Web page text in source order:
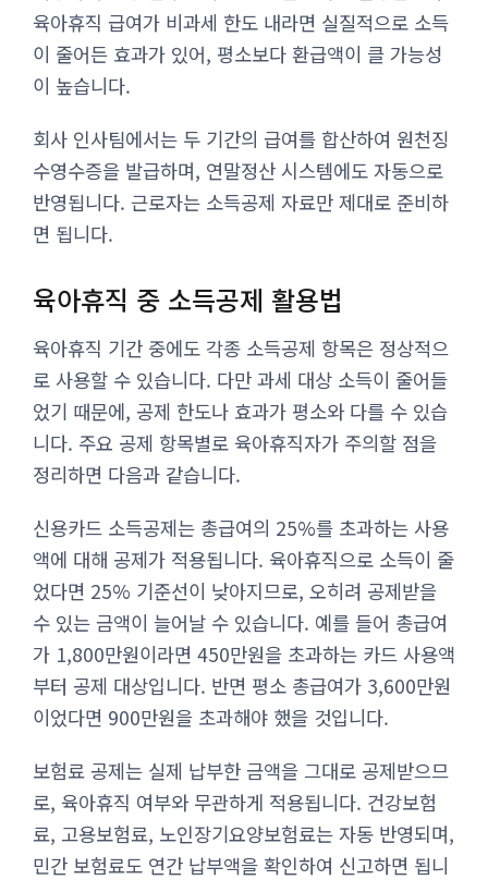
육아휴직 급여가 비과세 한도 내라면 실질적으로 소득
이 줄어든 효과가 있어, 평소보다 환급액이 클 가능성
이 높습니다.
회사 인사팀에서는 두 기간의 급여를 합산하여 원천징
수영수증을 발급하며, 연말정산 시스템에도 자동으로
반영됩니다. 근로자는 소득공제 자료만 제대로 준비하
면 됩니다.
육아휴직 중 소득공제 활용법
육아휴직 기간 중에도 각종 소득공제 항목은 정상적으
로 사용할 수 있습니다. 다만 과세 대상 소득이 줄어들
었기 때문에, 공제 한도나 효과가 평소와 다를 수 있습
니다. 주요 공제 항목별로 육아휴직자가 주의할 점을
정리하면 다음과 같습니다.
신용카드 소득공제는 총급여의 25%를 초과하는 사용
액에 대해 공제가 적용됩니다. 육아휴직으로 소득이 줄
었다면 25% 기준선이 낮아지므로, 오히려 공제받을
수 있는 금액이 늘어날 수 있습니다. 예를 들어 총급여
가 1,800만원이라면 450만원을 초과하는 카드 사용액
부터 공제 대상입니다. 반면 평소 총급여가 3,600만원
이었다면 900만원을 초과해야 했을 것입니다.
보험료 공제는 실제 납부한 금액을 그대로 공제받으므
로, 육아휴직 여부와 무관하게 적용됩니다. 건강보험
료, 고용보험료, 노인장기요양보험료는 자동 반영되며,
민간 보험료도 연간 납부액을 확인하여 신고하면 됩니